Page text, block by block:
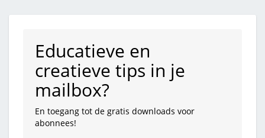
Educatieve en
creatieve tips in je
mailbox?
En toegang tot de gratis downloads voor
abonnees!